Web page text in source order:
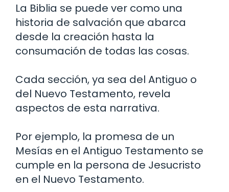
La Biblia se puede ver como una
historia de salvación que abarca
desde la creación hasta la
consumación de todas las cosas.
Cada sección, ya sea del Antiguo o
del Nuevo Testamento, revela
aspectos de esta narrativa.
Por ejemplo, la promesa de un
Mesías en el Antiguo Testamento se
cumple en la persona de Jesucristo
en el Nuevo Testamento.